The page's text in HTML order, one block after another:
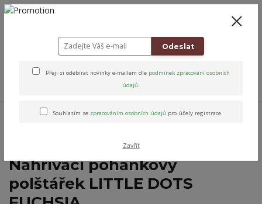
+420 778 743 310
Relax & Úleva Relaxační nahřívací polštářky
Pohankové
Nahřívací pohankový
polštářek LITTLE DOTS
Odeslat
Přeji si odebírat novinky e-mailem dle podmínek zpracování osobních
údajů.
Souhlasím se zpracováním osobních údajů pro účely registrace.
Zavřít